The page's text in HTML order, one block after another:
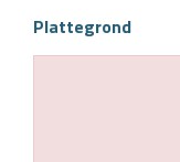
Plattegrond